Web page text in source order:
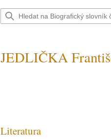
JEDLIČKA
Literatura